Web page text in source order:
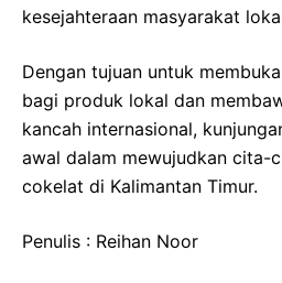
kesejahteraan masyarakat
Dengan tujuan untuk
bagi produk lokal dan
kancah internasional,
awal dalam mewujudkan cita-
cokelat di Kalimantan Timur.
Penulis : Reihan Noor